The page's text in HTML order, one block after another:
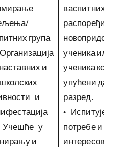
група
и
и
Учешће у
и
васпитних
ученика или
ученика који
упућени да
разред.
• Испитује
потребе и